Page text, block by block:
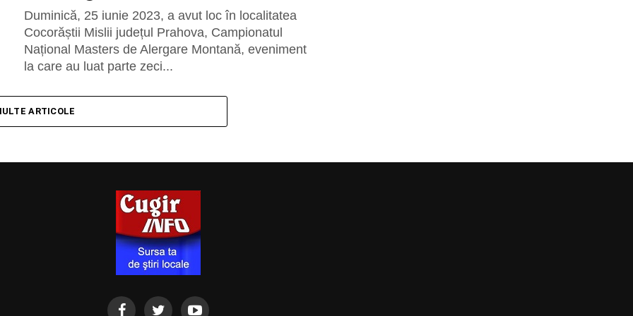
Duminică, 25 iunie 2023, a avut loc în localitatea
Cocorăștii Mislii județul Prahova, Campionatul
Național Masters de Alergare Montană, eveniment
la care au luat parte zeci...
ARTICOLE